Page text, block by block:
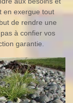
en exergue tout
de rendre une
à confier vos
garantie.